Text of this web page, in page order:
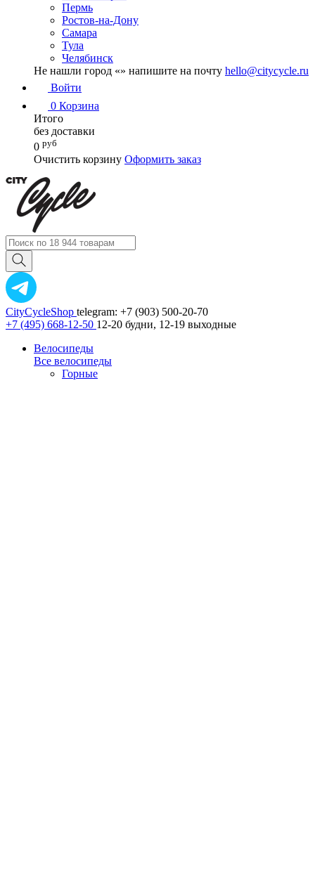
Пермь
Ростов-на-Дону
Самара
Тула
Челябинск
Не нашли город «» напишите на почту hello@citycycle.ru
Войти
0 Корзина
Итого
без доставки
0 руб
Очистить корзину Оформить заказ
CityCycleShop telegram: +7 (903) 500-20-70
+7 (495) 668-12-50 12-20 будни, 12-19 выходные
Велосипеды
Все велосипеды
Горные